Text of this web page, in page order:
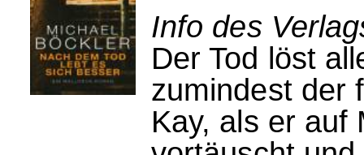
Info des
Der Tod löst
zumindest der
Kay, als er auf